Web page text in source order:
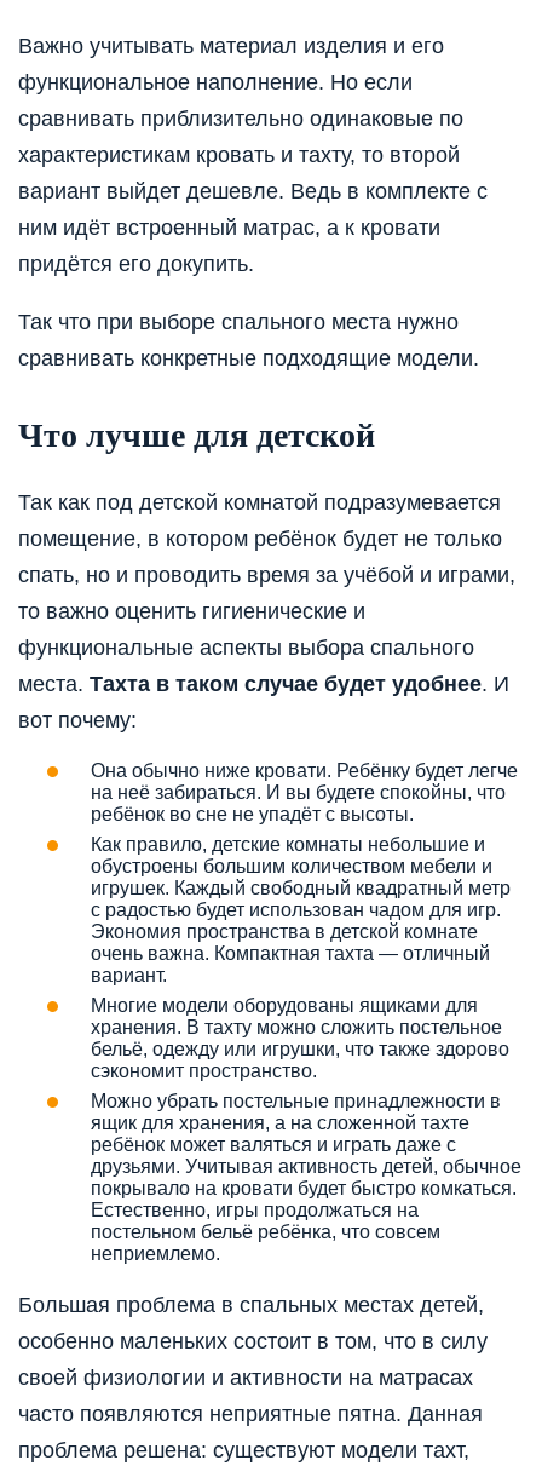
Важно учитывать материал изделия и его
функциональное наполнение. Но если
сравнивать приблизительно одинаковые по
характеристикам кровать и тахту, то второй
вариант выйдет дешевле. Ведь в комплекте с
ним идёт встроенный матрас, а к кровати
придётся его докупить.
Так что при выборе спального места нужно
сравнивать конкретные подходящие модели.
Что лучше для детской
Так как под детской комнатой подразумевается
помещение, в котором ребёнок будет не только
спать, но и проводить время за учёбой и играми,
то важно оценить гигиенические и
функциональные аспекты выбора спального
места. Тахта в таком случае будет удобнее. И
вот почему:
Она обычно ниже кровати. Ребёнку будет легче
на неё забираться. И вы будете спокойны, что
ребёнок во сне не упадёт с высоты.
Как правило, детские комнаты небольшие и
обустроены большим количеством мебели и
игрушек. Каждый свободный квадратный метр
с радостью будет использован чадом для игр.
Экономия пространства в детской комнате
очень важна. Компактная тахта — отличный
вариант.
Многие модели оборудованы ящиками для
хранения. В тахту можно сложить постельное
бельё, одежду или игрушки, что также здорово
сэкономит пространство.
Можно убрать постельные принадлежности в
ящик для хранения, а на сложенной тахте
ребёнок может валяться и играть даже с
друзьями. Учитывая активность детей, обычное
покрывало на кровати будет быстро комкаться.
Естественно, игры продолжаться на
постельном бельё ребёнка, что совсем
неприемлемо.
Большая проблема в спальных местах детей,
особенно маленьких состоит в том, что в силу
своей физиологии и активности на матрасах
часто появляются неприятные пятна. Данная
проблема решена: существуют модели тахт,